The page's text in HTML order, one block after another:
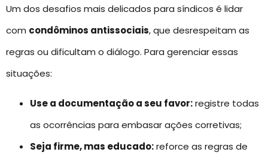
Um dos desafios mais delicados para síndicos é lidar
com condôminos antissociais, que desrespeitam as
regras ou dificultam o diálogo. Para gerenciar essas
situações:
Use a documentação a seu favor:registre todas
as ocorrências para embasar ações corretivas;
Seja firme, mas educado:reforce as regras de